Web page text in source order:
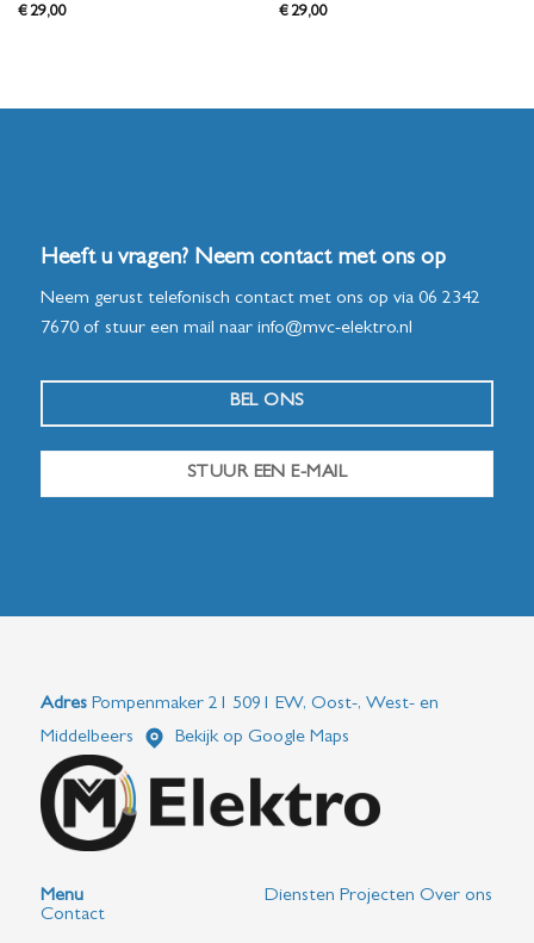
€29,00
€29,00
Heeft u vragen? Neem contact met ons op
Neem gerust telefonisch contact met ons op via 06 2342
7670of stuur een mail naar info@mvc-elektro.nl
BEL ONS
STUUR EEN E-MAIL
AdresPompenmaker 21 5091 EW, Oost-, West- en
Middelbeers
Bekijk op Google Maps
Menu Diensten Projecten Over ons
Contact